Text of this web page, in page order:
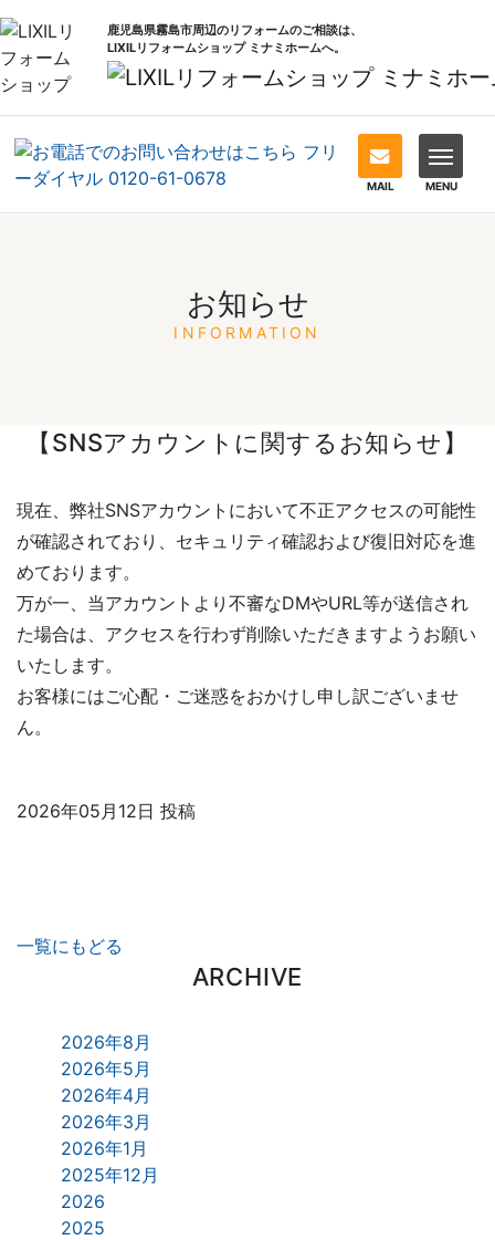
鹿児島県霧島市周辺のリフォームのご相談は、
LIXILリフォームショップ ミナミホームへ。
MAIL MENU
お知らせ
INFORMATION
【SNSアカウントに関するお知らせ】
現在、弊社SNSアカウントにおいて不正アクセスの可能性
が確認されており、セキュリティ確認および復旧対応を進
めております。
万が一、当アカウントより不審なDMやURL等が送信され
た場合は、アクセスを行わず削除いただきますようお願い
いたします。
お客様にはご心配・ご迷惑をおかけし申し訳ございませ
ん。
2026年05月12日 投稿
一覧にもどる
ARCHIVE
2026年8月
2026年5月
2026年4月
2026年3月
2026年1月
2025年12月
2026
2025